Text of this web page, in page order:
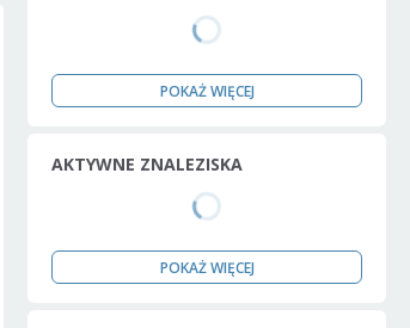
POKAŻ WIĘCEJ
AKTYWNE ZNALEZISKA
POKAŻ WIĘCEJ